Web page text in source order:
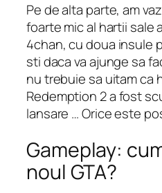
Pe de alta parte, am
foarte mic al hartii sale
4chan, cu doua insule
sti daca va ajunge sa
nu trebuie sa uitam ca
Redemption 2 a fost
lansare … Orice este
Gameplay:
noul GTA?